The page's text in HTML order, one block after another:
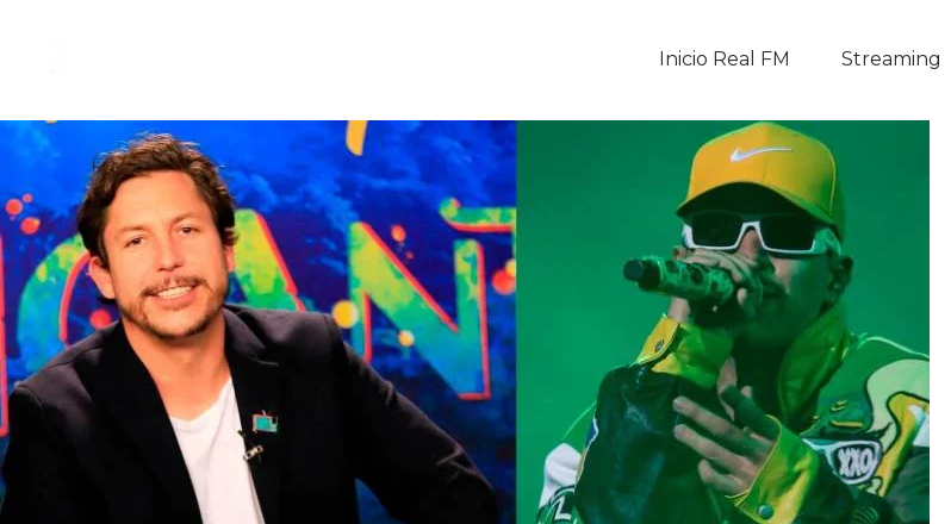
Inicio Real FM Streaming
Descarga La APP
Programas
Noticias
Equipo
Sobre Nosotros